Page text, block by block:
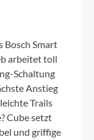
Bosch Smart
arbeitet toll
Schaltung
Anstieg
Trails
Cube setzt
und griffige